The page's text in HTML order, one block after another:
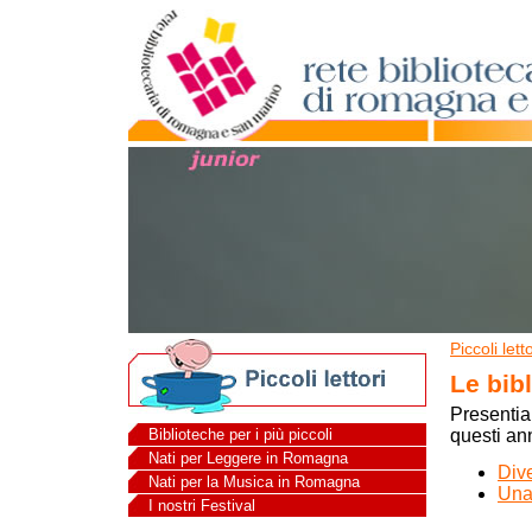
Piccoli
Le
questi
Biblioteche per i più piccoli
Nati per Leggere in Romagna
Nati per la Musica in Romagna
I nostri Festival